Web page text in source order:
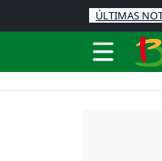
ÚLTIMAS